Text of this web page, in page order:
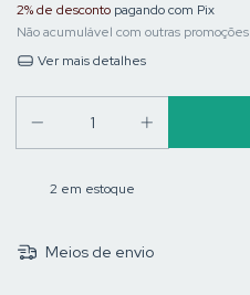
2% de desconto pagando com Pix
Não acumulável com outras promoções
Ver mais detalhes
2 em estoque
Meios de envio